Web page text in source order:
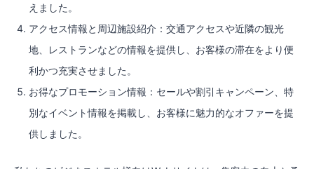
えました。
アクセス情報と周辺施設紹介：交通アクセスや近隣の観光
地、レストランなどの情報を提供し、お客様の滞在をより便
利かつ充実させました。
お得なプロモーション情報：セールや割引キャンペーン、特
別なイベント情報を掲載し、お客様に魅力的なオファーを提
供しました。